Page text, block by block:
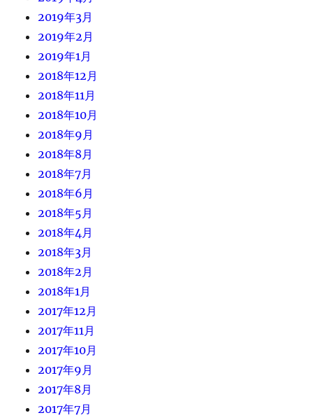
2019年3月
2019年2月
2019年1月
2018年12月
2018年11月
2018年10月
2018年9月
2018年8月
2018年7月
2018年6月
2018年5月
2018年4月
2018年3月
2018年2月
2018年1月
2017年12月
2017年11月
2017年10月
2017年9月
2017年8月
2017年7月